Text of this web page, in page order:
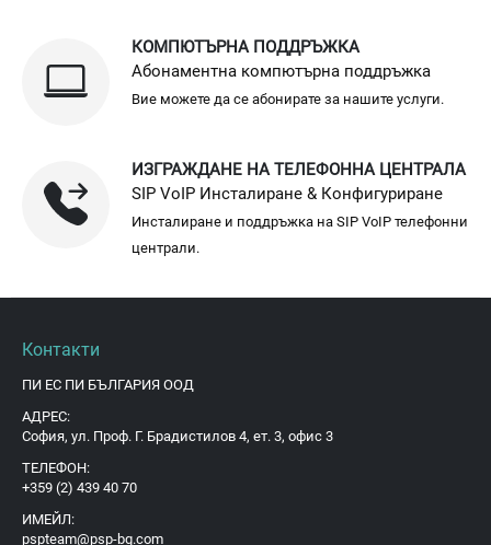
КОМПЮТЪРНА ПОДДРЪЖКА
Абонаментна компютърна поддръжка
Вие можете да се абонирате за нашите услуги.
ИЗГРАЖДАНЕ НА ТЕЛЕФОННА ЦЕНТРАЛА
SIP VoIP Инсталиране & Конфигуриране
Инсталиране и поддръжка на SIP VoIP телефонни
централи.
Контакти
ПИ ЕС ПИ БЪЛГАРИЯ ООД
АДРЕС:
София, ул. Проф. Г. Брадистилов 4, ет. 3, офис 3
ТЕЛЕФОН:
+359 (2) 439 40 70
ИМЕЙЛ:
pspteam@psp-bg.com